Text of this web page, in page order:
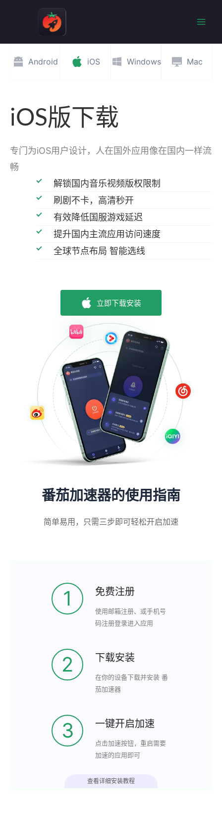
Android iOS Windows Mac
iOS版下载
专门为iOS用户设计，人在国外应用像在国内一样流
畅
解锁国内音乐视频版权限制
刷剧不卡，高清秒开
有效降低国服游戏延迟
提升国内主流应用访问速度
全球节点布局 智能选线
立即下载安装
番茄加速器的使用指南
简单易用，只需三步即可轻松开启加速
1 免费注册
使用邮箱注册、或手机号
码注册登录进入应用
2 下载安装
在你的设备下载并安装 番
茄加速器
3 一键开启加速
点击加速按钮，重启需要
加速的应用即可
查看详细安装教程